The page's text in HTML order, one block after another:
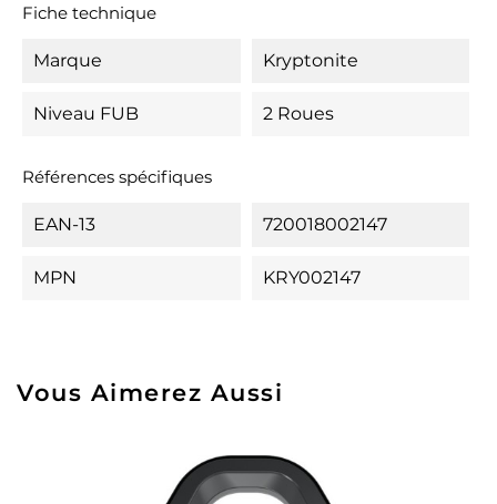
Fiche technique
Marque Kryptonite
Niveau FUB 2 Roues
Références spécifiques
EAN-13 720018002147
MPN KRY002147
Vous Aimerez Aussi